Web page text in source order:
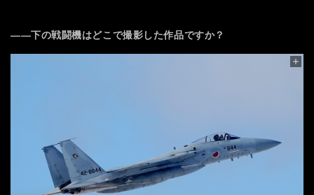
――下の戦闘機はどこで撮影した作品ですか？